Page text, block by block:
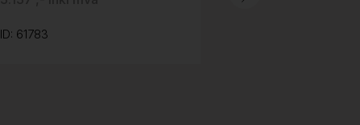
ID: 61783